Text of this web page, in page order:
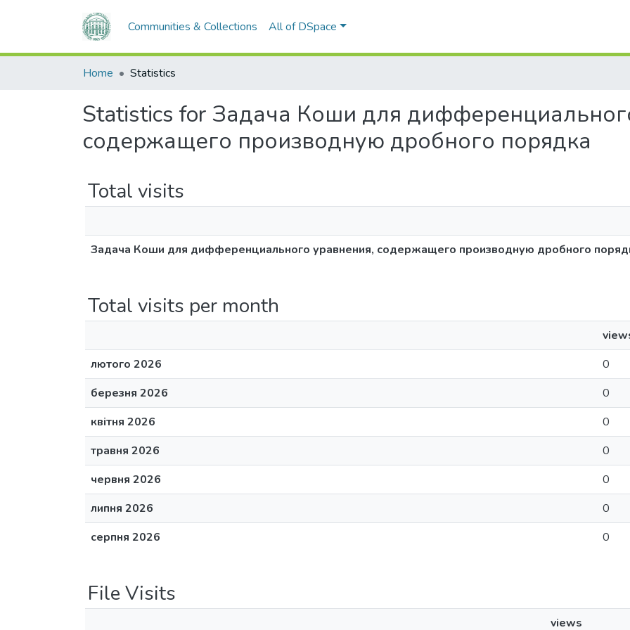
Communities & Collections All of DSpace
Home Statistics
Statistics for Задача Коши для
содержащего производную дробного порядка
Total visits
Задача Коши для дифференциального уравнения, содержащего производную дробного
Total visits per month
лютого 2026
0
березня 2026
0
квітня 2026
0
травня 2026
0
червня 2026
0
липня 2026
0
серпня 2026
0
File Visits
views